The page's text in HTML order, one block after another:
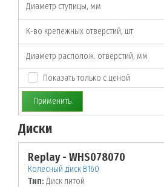
Диаметр ступицы, мм
К-во крепежных отверстий, шт
Диаметр располож. отверстий, мм
Показать только с ценой
Применить
Диски
Replay - WHS078070
Колесный диск B160
Тип: Диск литой
По заданным параметрам товары не